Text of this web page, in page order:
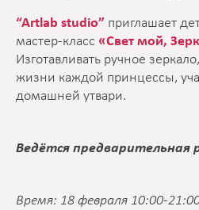
“Artlab studio” приглашает
мастер-класс «Свет мой,
Изготавливать ручное
жизни каждой принцессы,
домашней утвари.
Ведётся предварительная
Время: 18 февраля 10:00-